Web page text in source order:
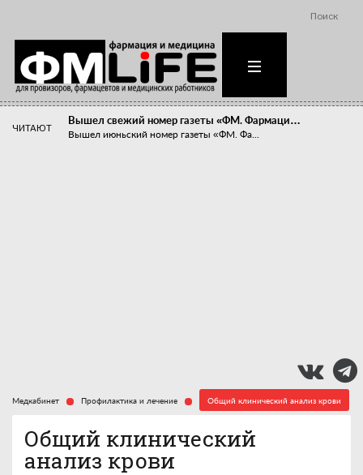
Поиск
ЧИТАЮТ
Вышел свежий номер газеты «ФМ. Фармаци…
Вышел июньский номер газеты «ФМ. Фа...
Медкабинет Профилактика и лечение Общий клинический анализ крови
Общий клинический
анализ крови